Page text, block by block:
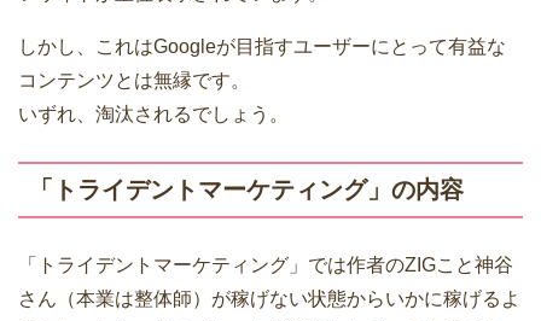
しかし、これはGoogleが目指すユーザーにとって有益な
コンテンツとは無縁です。
いずれ、淘汰されるでしょう。
「トライデントマーケティング」の内容
「トライデントマーケティング」では作者のZIGこと神谷
さん（本業は整体師）が稼げない状態からいかに稼げるよ